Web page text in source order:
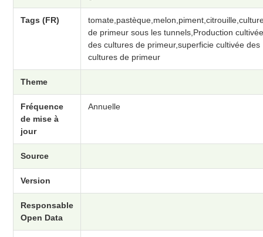
Tags (FR)
de primeur sous les tunnels,Production
des cultures de primeur,superficie cultivée des
cultures de primeur
Theme
Fréquence
de mise à
jour
Annuelle
Source
Version
Responsable
Open Data